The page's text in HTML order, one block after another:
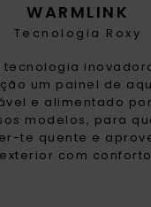
WARMLINK
Tecnologia Roxy
tecnologia
um painel de
e alimentado
modelos, para
te quente e
exterior com